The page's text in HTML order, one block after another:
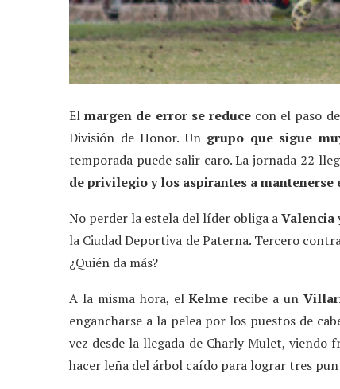
Elmargen de error se reducecon el paso
División de Honor. Un grupo que sigue
temporada puede salir caro. La jornada 22
de privilegio y los aspirantes a mantenerse
No perder la estela del líder obliga aValencia
la Ciudad Deportiva de Paterna. Tercero
¿Quién da más?
A la misma hora, elKelme recibe a un
engancharse a la pelea por los puestos de
vez desde la llegada de Charly Mulet,
hacer leña del árbol caído para lograr tres